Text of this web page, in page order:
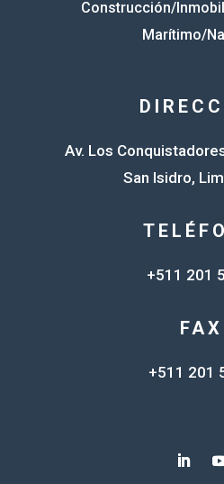
Construcción/
Marítimo/
Av. Los
San Isidro,
+511 201
FAX
+511 201